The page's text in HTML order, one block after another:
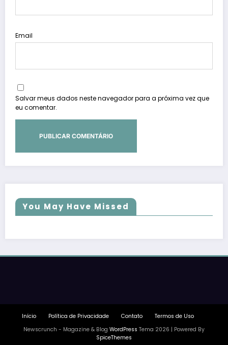
Email
Salvar meus dados neste navegador para a próxima vez que
eu comentar.
You May Have Missed
Início Política de Privacidade Contato
Termos de Uso
Newscrunch - Magazine & Blog WordPress Tema 2026 | Powered By
SpiceThemes